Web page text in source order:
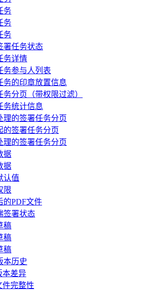
务
务
务
署任务状态
务详情
务参与人列表
务的印章放置信息
分页（带权限过滤）
务统计信息
理的签署任务分页
的签署任务分页
理的签署任务分页
据
据
认值
限
的PDF文件
签署状态
稿
稿
稿
本历史
本差异
件完整性